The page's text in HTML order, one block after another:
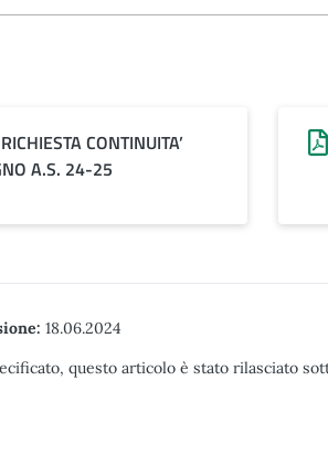
CONTINUITA’
A.S. 24-25
18.06.2024
questo articolo è stato rilasciato